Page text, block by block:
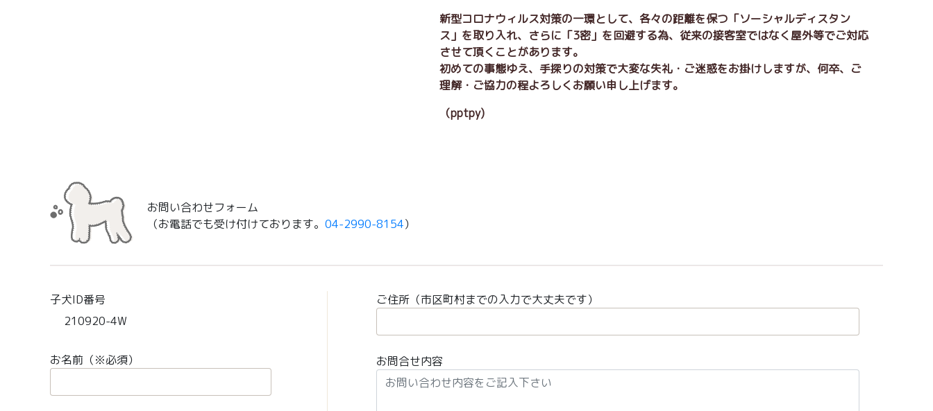
新型コロナウィルス対策の一環として、各々の距離を保つ「ソーシャルディスタン
ス」を取り入れ、さらに「3密」を回避する為、従来の接客室ではなく屋外等でご対応
させて頂くことがあります。
初めての事態ゆえ、手探りの対策で大変な失礼・ご迷惑をお掛けしますが、何卒、ご
理解・ご協力の程よろしくお願い申し上げます。
（pptpy)
お問い合わせフォーム
（お電話でも受け付けております。04-2990-8154）
子犬ID番号
210920-4W
お名前（※必須）
ご住所（市区町村までの入力で大丈夫です）
お問合せ内容